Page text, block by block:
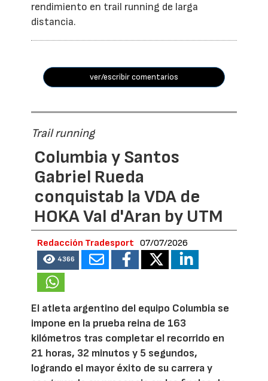
rendimiento en trail running de larga
distancia.
ver/escribir comentarios
Trail running
Columbia y Santos
Gabriel Rueda
conquistab la VDA de
HOKA Val d'Aran by UTM
Redacción Tradesport 07/07/2026
4366
El atleta argentino del equipo Columbia se
impone en la prueba reina de 163
kilómetros tras completar el recorrido en
21 horas, 32 minutos y 5 segundos,
logrando el mayor éxito de su carrera y